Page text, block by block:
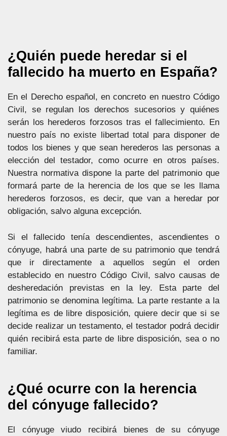
¿Quién puede heredar si el
fallecido ha muerto en España?
En el Derecho español, en concreto en nuestro Código
Civil, se regulan los derechos sucesorios y quiénes
serán los herederos forzosos tras el fallecimiento. En
nuestro país no existe libertad total para disponer de
todos los bienes y que sean herederos las personas a
elección del testador, como ocurre en otros países.
Nuestra normativa dispone la parte del patrimonio que
formará parte de la herencia de los que se les llama
herederos forzosos, es decir, que van a heredar por
obligación, salvo alguna excepción.
Si el fallecido tenía descendientes, ascendientes o
cónyuge, habrá una parte de su patrimonio que tendrá
que ir directamente a aquellos según el orden
establecido en nuestro Código Civil, salvo causas de
desheredación previstas en la ley. Esta parte del
patrimonio se denomina legítima. La parte restante a la
legítima es de libre disposición, quiere decir que si se
decide realizar un testamento, el testador podrá decidir
quién recibirá esta parte de libre disposición, sea o no
familiar.
¿Qué ocurre con la herencia
del cónyuge fallecido?
El cónyuge viudo recibirá bienes de su cónyuge